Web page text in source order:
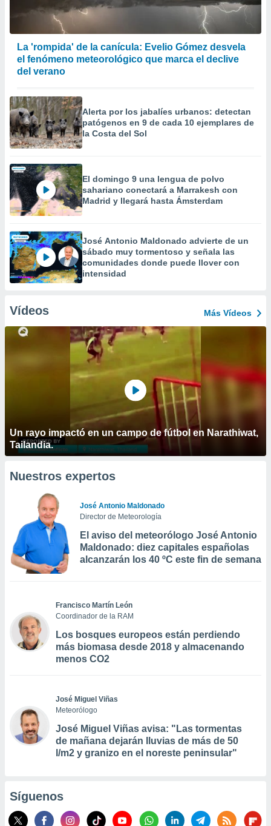
La 'rompida' de la canícula: Evelio Gómez desvela
el fenómeno meteorológico que marca el declive
del verano
Alerta por los jabalíes urbanos: detectan
patógenos en 9 de cada 10 ejemplares de
la Costa del Sol
El domingo 9 una lengua de polvo
sahariano conectará a Marrakesh con
Madrid y llegará hasta Ámsterdam
José Antonio Maldonado advierte de un
sábado muy tormentoso y señala las
comunidades donde puede llover con
intensidad
Vídeos Más Vídeos
Un rayo impactó en un campo de fútbol en Narathiwat,
Tailandia.
Nuestros expertos
José Antonio Maldonado
Director de Meteorología
El aviso del meteorólogo José Antonio
Maldonado: diez capitales españolas
alcanzarán los 40 ºC este fin de semana
Francisco Martín León
Coordinador de la RAM
Los bosques europeos están perdiendo
más biomasa desde 2018 y almacenando
menos CO2
José Miguel Viñas
Meteorólogo
José Miguel Viñas avisa: "Las tormentas
de mañana dejarán lluvias de más de 50
l/m2 y granizo en el noreste peninsular"
Síguenos